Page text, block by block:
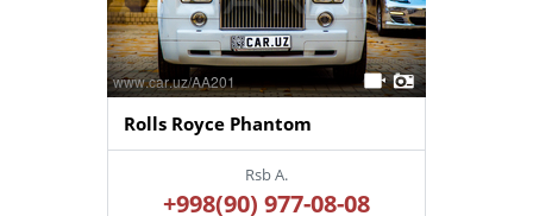
Rolls Royce Phantom
Rsb A.
+998(90) 977-08-08